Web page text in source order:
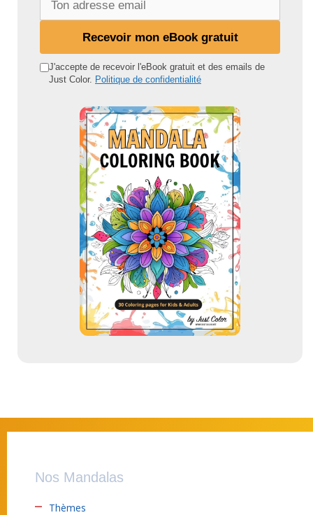
d
Recevoir mon eBook gratuit
J'accepte de recevoir l'eBook gratuit et des emails de
Just Color. Politique de confidentialité
Nos Mandalas
Thèmes